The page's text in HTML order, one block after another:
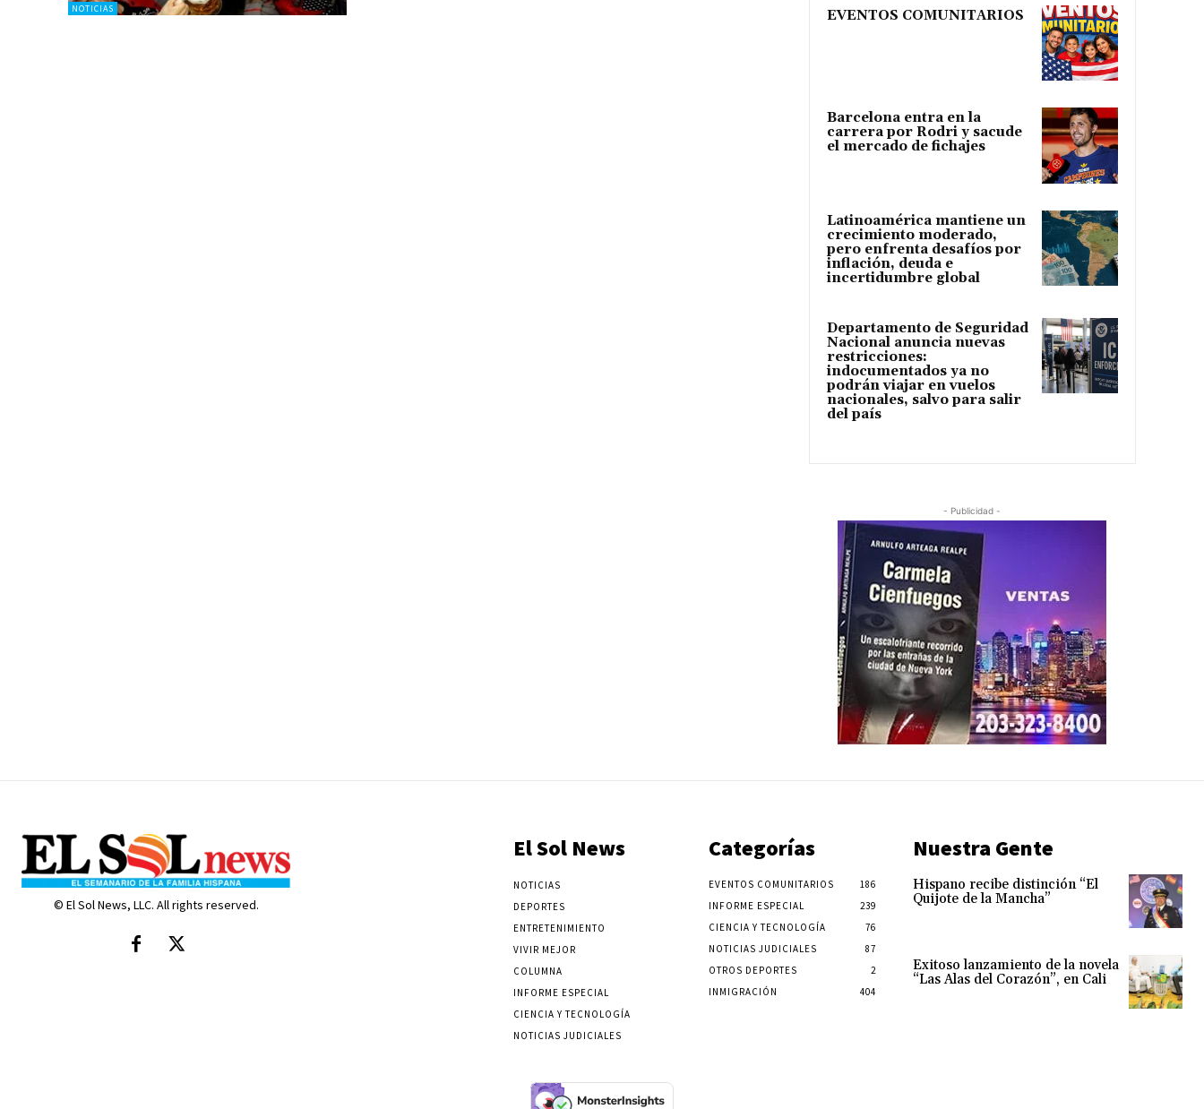
NOTICIAS EVENTOS COMUNITARIOS
Barcelona entra en la
carrera por Rodri y sacude
el mercado de fichajes
Latinoamérica mantiene un
crecimiento moderado,
pero enfrenta desafíos por
inflación, deuda e
incertidumbre global
Departamento de Seguridad
Nacional anuncia nuevas
restricciones:
indocumentados ya no
podrán viajar en vuelos
nacionales, salvo para salir
del país
- Publicidad -
© El Sol News, LLC. All rights reserved.
El Sol News
NOTICIAS
DEPORTES
ENTRETENIMIENTO
VIVIR MEJOR
COLUMNA
INFORME ESPECIAL
CIENCIA Y TECNOLOGÍA
NOTICIAS JUDICIALES
Categorías
EVENTOS COMUNITARIOS
186
INFORME ESPECIAL
239
CIENCIA Y TECNOLOGÍA
76
NOTICIAS JUDICIALES
87
OTROS DEPORTES
2
INMIGRACIÓN
404
Nuestra Gente
Hispano recibe distinción “El
Quijote de la Mancha”
Exitoso lanzamiento de la novela
“Las Alas del Corazón”, en Cali